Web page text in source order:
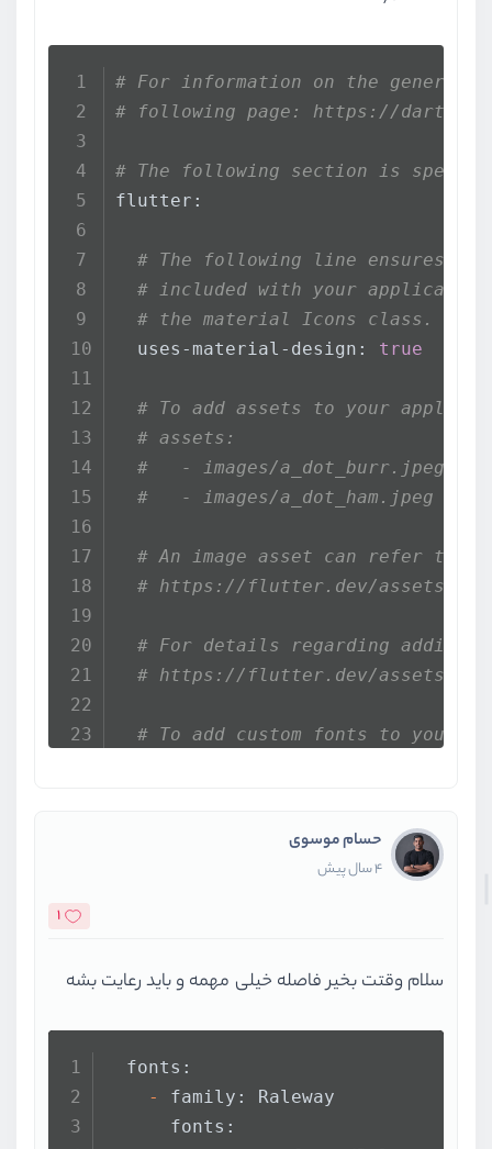
# For information on the
# following page: https://dart.dev/
# The following section is
flutter:
# The following line ensures
# included with your
# the material Icons class.
  uses-material-design:
true
# To add assets to your
# assets:
#   - images/a_dot_burr.jpeg
#   - images/a_dot_ham.jpeg
# An image asset can refer to
# https://flutter.dev/assets-and-
# For details regarding adding
# https://flutter.dev/assets-and-
# To add custom fonts to your
# list giving the asset and
- asset: files/fonts/
#     - family: Trajan Pro
#       fonts:
#         - asset: fonts/
#         - asset: fonts/
حسام موسوی
4 سال پیش
1
سلام وقتت بخیر فاصله خیلی مهمه و باید رعایت بشه
  fonts:
    -
family: Raleway
      fonts: